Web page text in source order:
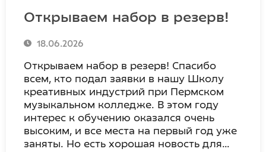
Открываем набор в резерв!
18.06.2026
Открываем набор в резерв! Спасибо
всем, кто подал заявки в нашу Школу
креативных индустрий при Пермском
музыкальном колледже. В этом году
интерес к обучению оказался очень
высоким, и все места на первый год уже
заняты. Но есть хорошая новость для…